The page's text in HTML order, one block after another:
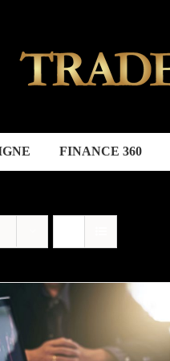
FINANCE 360